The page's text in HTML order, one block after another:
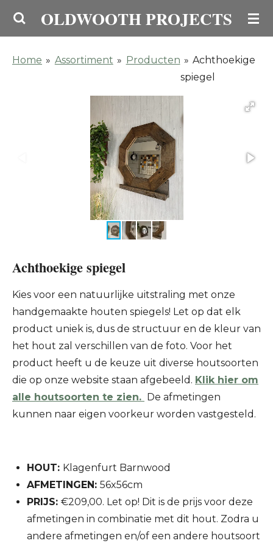
Ga
de
OLDWOOTH PROJECTS
Home » Assortiment » Producten » Achthoekige
spiegel
Achthoekige spiegel
Kies voor een natuurlijke uitstraling met onze
handgemaakte houten spiegels! Let op dat elk
product uniek is, dus de structuur en de kleur van
het hout zal verschillen van de foto. Voor het
product heeft u de keuze uit diverse houtsoorten
die op onze website staan afgebeeld. Klik hier om
alle houtsoorten te zien. De afmetingen
kunnen naar eigen voorkeur worden vastgesteld.
HOUT: Klagenfurt Barnwood
AFMETINGEN: 56x56cm
PRIJS: €209,00. Let op! Dit is de prijs voor deze
afmetingen in combinatie met dit hout. Zodra u
andere afmetingen en/of een andere houtsoort